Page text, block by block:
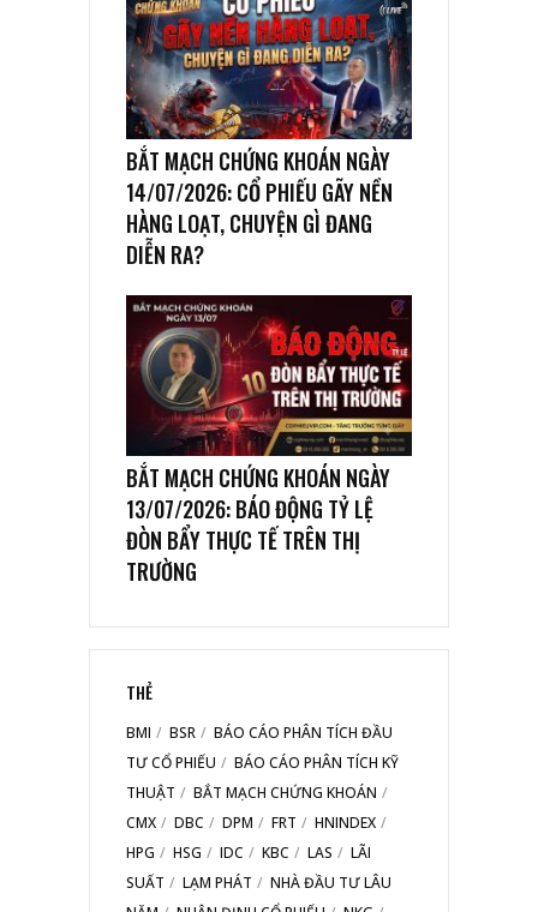
BẮT MẠCH CHỨNG KHOÁN NGÀY
14/07/2026: CỔ PHIẾU GÃY NỀN
HÀNG LOẠT, CHUYỆN GÌ ĐANG
DIỄN RA?
BẮT MẠCH CHỨNG KHOÁN NGÀY
13/07/2026: BÁO ĐỘNG TỶ LỆ
ĐÒN BẨY THỰC TẾ TRÊN THỊ
TRƯỜNG
THẺ
BMI BSR
BÁO CÁO PHÂN TÍCH ĐẦU
TƯ CỔ PHIẾU
BÁO CÁO PHÂN TÍCH KỸ
THUẬT
BẮT MẠCH CHỨNG KHOÁN
CMX
DBC DPM FRT
HNINDEX
HPG
HSG IDC KBC LAS
LÃI
SUẤT
LẠM PHÁT
NHÀ ĐẦU TƯ LÂU